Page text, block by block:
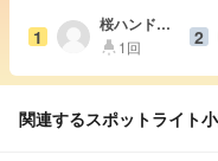
1
桜ハンドレ
好き
highlight 1回 2
関連するスポットライト